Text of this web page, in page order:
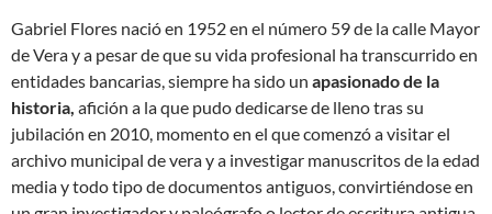
Gabriel Flores nació en 1952 en el número 59 de la calle Mayor
de Vera y a pesar de que su vida profesional ha transcurrido en
entidades bancarias, siempre ha sido un apasionado de la
historia, afición a la que pudo dedicarse de lleno tras su
jubilación en 2010, momento en el que comenzó a visitar el
archivo municipal de vera y a investigar manuscritos de la edad
media y todo tipo de documentos antiguos, convirtiéndose en